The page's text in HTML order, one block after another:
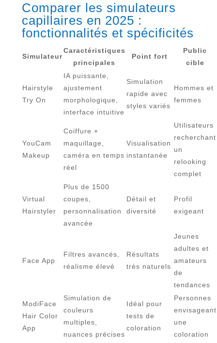
Comparer les simulateurs
capillaires en 2025 :
fonctionnalités et spécificités
Simulateur
Caractéristiques
principales
Point fort
Public
cible
Hairstyle
Try On
IA puissante,
ajustement
morphologique,
interface intuitive
Simulation
rapide avec
styles variés
Hommes et
femmes
YouCam
Makeup
Coiffure +
maquillage,
caméra en temps
réel
Visualisation
instantanée
Utilisateurs
recherchant
un
relooking
complet
Virtual
Hairstyler
Plus de 1500
coupes,
personnalisation
avancée
Détail et
diversité
Profil
exigeant
Face App
Filtres avancés,
réalisme élevé
Résultats
très naturels
Jeunes
adultes et
amateurs
de
tendances
ModiFace
Hair Color
App
Simulation de
couleurs
multiples,
nuances précises
Idéal pour
tests de
coloration
Personnes
envisageant
une
coloration